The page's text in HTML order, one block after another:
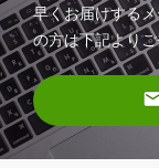
早くお届けする
の方は下記よりご